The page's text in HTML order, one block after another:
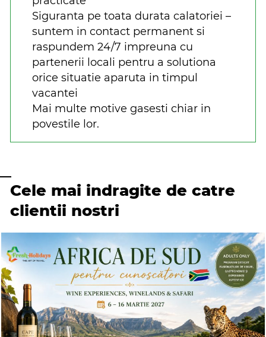
Siguranta pe toata durata calatoriei –
suntem in contact permanent si
raspundem 24/7 impreuna cu
partenerii locali pentru a solutiona
orice situatie aparuta in timpul
vacantei
Mai multe motive gasesti chiar in
povestile lor.
Cele mai indragite de catre
clientii nostri